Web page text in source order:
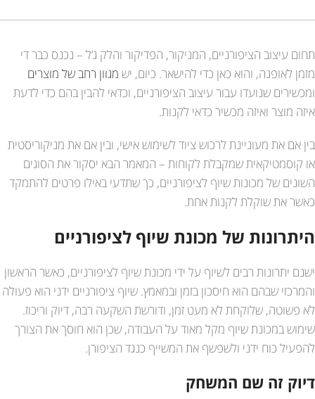
תחום עיצוב הציפורניים, המניקור, הפדיקור והלק ג’ל – נכנס כבר די
מזמן לאופנה, והוא כאן כדי להישאר. כיום, יש מגוון רחב של מוצרים
ומכשירים שנועדו עבור עיצוב הציפורניים, וכדאי להבין בהם כדי לדעת
איזה מוצר ואיזה מכשיר כדאי לקנות.
בין אם את מעוניינת לרכוש ציוד לשימוש אישי, ובין אם את מניקוריסטית
או קוסמטיקאית שמקבלת לקוחות – המאמר הבא יסקור את הסוגים
השונים של מכונות שיוף לציפורניים, כך שתדעי באילו פרטים להתמקד
כאשר את שוקלת לקנות אחת.
היתרונות של מכונת שיוף לציפורניים
ישנם יתרונות רבים לשיוף על ידי מכונת שיוף לציפורניים, כאשר הראשון
והמרכזי שבהם הוא חיסכון בזמן ובמאמץ. שיוף ציפורניים ידני הוא פעולה
לא פשוטה, שלוקחת לא מעט זמן, ודורשת השקעה רבה, דיוק וריכוז.
שימוש במכונת שיוף מקל מאוד על העבודה, שכן הוא חוסך את הצורך
להפעיל כוח ידני ולשפשף את המשייף כנגד הציפורן.
דיוק זה שם המשחק